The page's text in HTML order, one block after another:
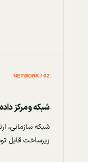
02 / NETWORK
شبکه و مرکز داده
شبکه سازمانی،
زیرساخت قابل